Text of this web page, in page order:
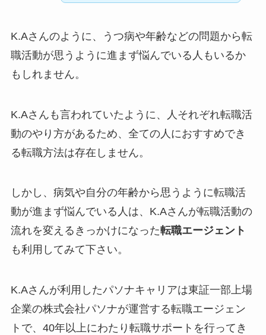
K.Aさんのように、うつ病や年齢などの問題から転
職活動が思うように進まず悩んでいる人もいるか
もしれません。
K.Aさんも言われていたように、人それぞれ転職活
動のやり方があるため、全ての人におすすめでき
る転職方法は存在しません。
しかし、病気や自分の年齢から思うように転職活
動が進まず悩んでいる人は、K.Aさんが転職活動の
流れを変えるきっかけになった転職エージェント
も利用してみて下さい。
K.Aさんが利用したパソナキャリアは東証一部上場
企業の株式会社パソナが運営する転職エージェン
トで、40年以上にわたり転職サポートを行ってき